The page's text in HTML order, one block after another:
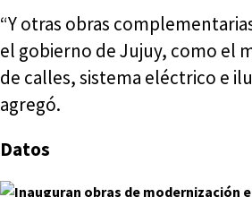
“Y otras obras
el gobierno de Jujuy, como el
de calles, sistema eléctrico e
agregó.
Datos